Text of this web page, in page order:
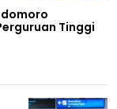
Tinggi